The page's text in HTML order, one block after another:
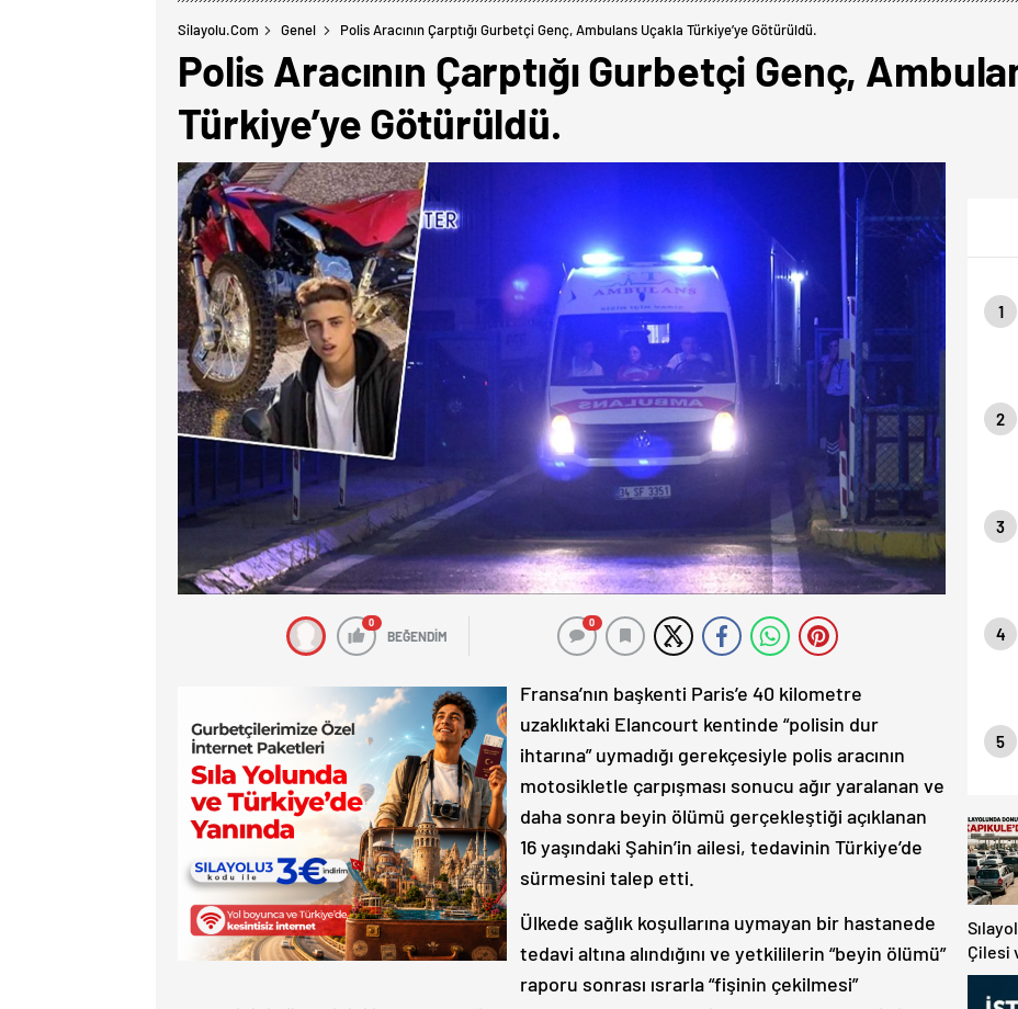
Silayolu.com Genel Polis Aracının Çarptığı Gurbetçi Genç, Ambulans Uçakla Türkiye’ye Götürüldü.
Polis Aracının Çarptığı Gurbetçi Genç,
Türkiye’ye Götürüldü.
0
BEĞENDİM
0
Fransa’nın başkenti Paris’e 40 kilometre
uzaklıktaki Elancourt kentinde “polisin dur
ihtarına” uymadığı gerekçesiyle polis aracının
motosikletle çarpışması sonucu ağır yaralanan ve
daha sonra beyin ölümü gerçekleştiği açıklanan
16 yaşındaki Şahin’in ailesi, tedavinin Türkiye’de
sürmesini talep etti.
Ülkede sağlık koşullarına uymayan bir hastanede
tedavi altına alındığını ve yetkililerin “beyin ölümü”
raporu sonrası ısrarla “fişinin çekilmesi”
1
2
3
4
5
Çilesi